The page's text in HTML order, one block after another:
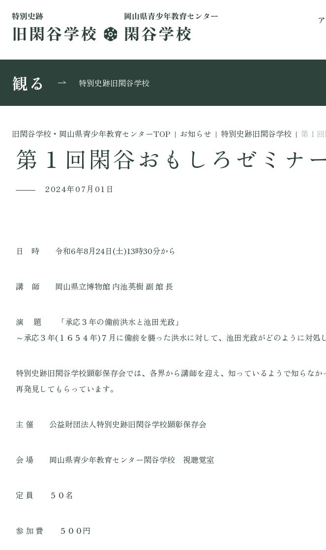
観る 特別史跡旧閑谷学校
旧閑谷学校・岡山県青少年教育センターTOP | お知らせ | 特別史跡旧閑谷学校 | 第１
2024年07月01日
第１回閑谷おもしろゼミナ
日 時 令和6年8月24日(土)13時30分から
講 師 岡山県立博物館 内池英樹 副 館 長
演 題 「承応３年の備前洪水と池田光政」
～承応３年(１６５４年)７月に備前を襲った洪水に対して、池田光政がどのように対
特別史跡旧閑谷学校顕彰保存会では、各界から講師を迎え、知っているようで知らな
再発見してもらっています。
主 催 公益財団法人特別史跡旧閑谷学校顕彰保存会
会 場 岡山県青少年教育センター閑谷学校 視聴覚室
定 員 ５０名
参 加 費 ５００円